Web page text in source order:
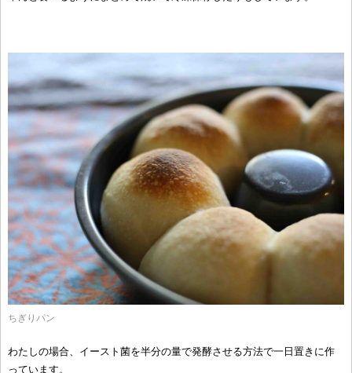
ちぎりパン
わたしの場合、イースト菌を半分の量で発酵させる方法で一日置きに作
っています。